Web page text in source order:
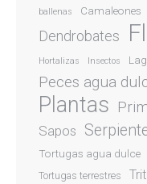
ballenas Camaleones
Dendrobates
Hortalizas Insectos
Peces agua
Plantas
Sapos
Tortugas agua dulce
Tortugas terrestres